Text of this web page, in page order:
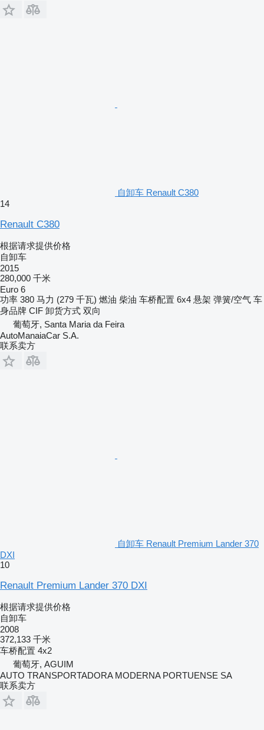
自卸车 Renault C380
14
Renault C380
根据请求提供价格
自卸车
2015
280,000 千米
Euro 6
功率 380 马力 (279 千瓦) 燃油 柴油 车桥配置 6x4 悬架 弹簧/空气 车
身品牌 CIF 卸货方式 双向
葡萄牙, Santa Maria da Feira
AutoManaiaCar S.A.
联系卖方
自卸车 Renault Premium Lander 370
DXI
10
Renault Premium Lander 370 DXI
根据请求提供价格
自卸车
2008
372,133 千米
车桥配置 4x2
葡萄牙, AGUIM
AUTO TRANSPORTADORA MODERNA PORTUENSE SA
联系卖方